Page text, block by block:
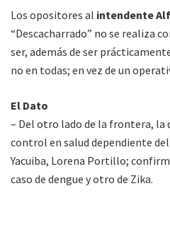
Los opositores al intendente
“Descacharrado” no se realiza
ser, además de ser
no en todas; en vez de un
El Dato
– Del otro lado de la frontera, la
control en salud dependiente
Yacuiba, Lorena Portillo;
caso de dengue y otro de Zika.